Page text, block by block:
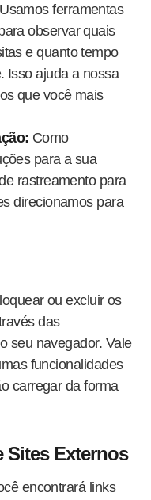
Usamos ferramentas
observar quais
e quanto tempo
Isso ajuda a nossa
que você mais
Como
para a sua
rastreamento para
direcionamos para
ou excluir os
das
seu navegador. Vale
funcionalidades
carregar da forma
Sites Externos
encontrará links